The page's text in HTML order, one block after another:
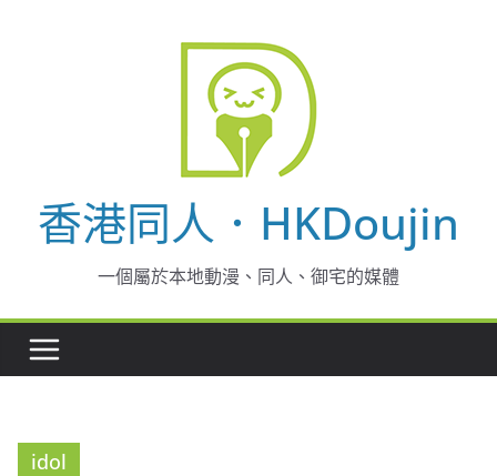
香港同人．HKDoujin
一個屬於本地動漫、同人、御宅的媒體
idol